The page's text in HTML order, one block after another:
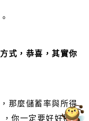
式，恭喜，其實你
那麼儲蓄率與所得
，你一定要好好把